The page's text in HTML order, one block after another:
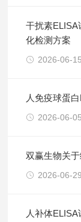
干扰素
化检测方案
2026-06-15
人免疫球蛋
2026-06-05
双赢生物关
2026-06-29
人补体